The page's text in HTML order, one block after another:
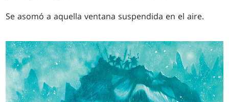
Se asomó a aquella ventana suspendida en el aire.